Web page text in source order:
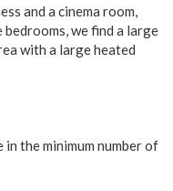
and a cinema room,
we find a large
with a large heated
the minimum number of